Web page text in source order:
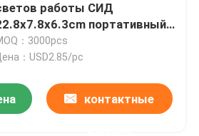
работы СИД
портативный
поворот складной
：3000pcs
Цена：USD2.85/pc
контактные